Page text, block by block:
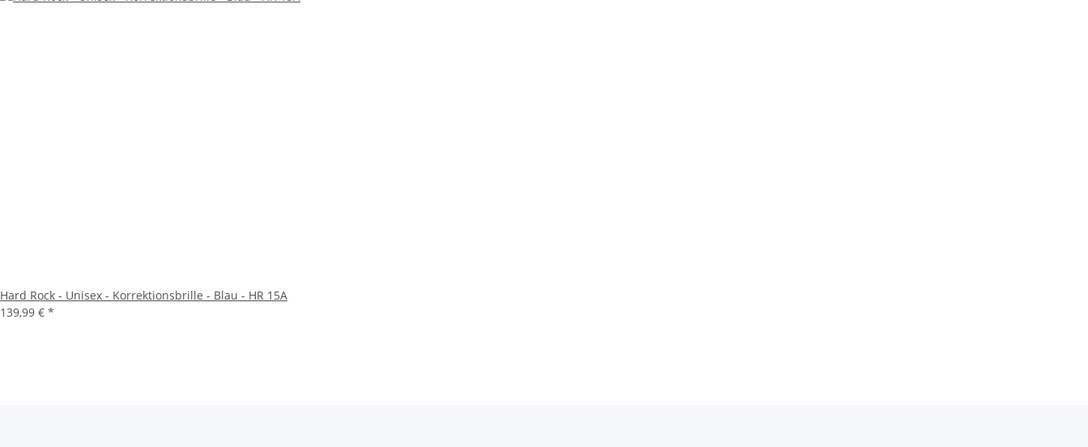
Hard Rock - Unisex - Korrektionsbrille - Blau - HR 15A
139,99 € *